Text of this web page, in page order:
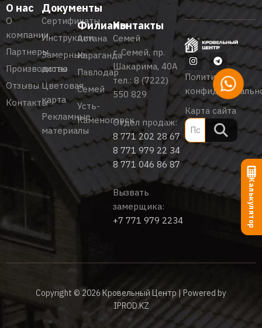
О нас
О
компании
Партнеры
Производство
Отзывы
Контакты
Документы
Сертификаты
Инструкции
Замерные
листы
Цветовая
карта
Рекламные
материалы
Филиалы
Астана
Караганда
Павлодар
Семей
Усть-
Каменогорск
Контакты
Семей
г. Семей, пр.
Шакарима, 40А
тел.: 8 (7222)
550 829
Отдел продаж:
8 771 202 28 67
8 771 979 22 34
8 771 046 86 87
Вызвать
замерщика:
+7 771 979 2234
Политика
Карта сайта
Copyright © 2026 Кровельный Центр | Powered by
IPROD.KZ
Калькулятор